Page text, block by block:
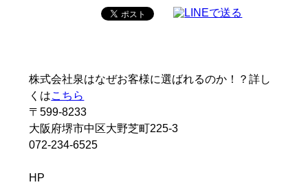
株式会社泉はなぜお客様に選ばれるのか！？詳し
くはこちら
〒599-8233
大阪府堺市中区大野芝町225-3
072-234-6525
HP